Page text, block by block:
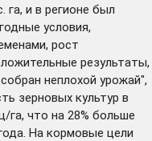
и в регионе был
условия,
рост
результаты,
неплохой урожай",
зерновых культур в
га, что на 28% больше
На кормовые цели